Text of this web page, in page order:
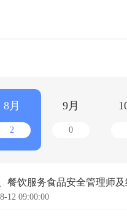
8月
2
9月
0
餐饮服务食品安全管理师
12 09:00:00